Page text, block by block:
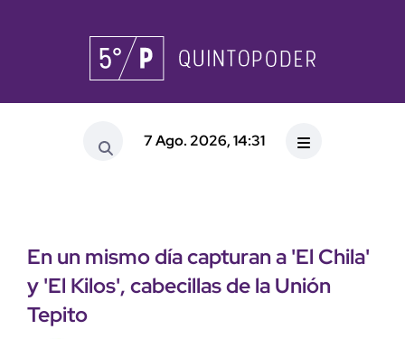
7 Ago. 2026, 14:31
En un mismo día capturan a 'El Chila'
y 'El Kilos', cabecillas de la Unión
Tepito